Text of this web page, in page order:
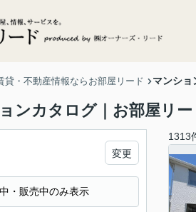
貸・不動産情報ならお部屋リード マンショ
ンカタログ｜お部屋リー
変更
・販売中のみ表示
1313